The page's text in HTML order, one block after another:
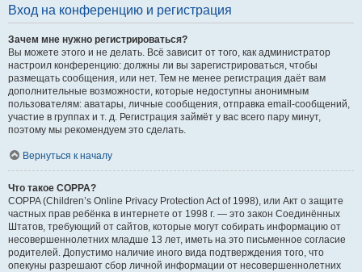
Вход на конференцию и регистрация
Зачем мне нужно регистрироваться?
Вы можете этого и не делать. Всё зависит от того, как администратор
настроил конференцию: должны ли вы зарегистрироваться, чтобы
размещать сообщения, или нет. Тем не менее регистрация даёт вам
дополнительные возможности, которые недоступны анонимным
пользователям: аватары, личные сообщения, отправка email-сообщений,
участие в группах и т. д. Регистрация займёт у вас всего пару минут,
поэтому мы рекомендуем это сделать.
Вернуться к началу
Что такое COPPA?
COPPA (Children’s Online Privacy Protection Act of 1998), или Акт о защите
частных прав ребёнка в интернете от 1998 г. — это закон Соединённых
Штатов, требующий от сайтов, которые могут собирать информацию от
несовершеннолетних младше 13 лет, иметь на это письменное согласие
родителей. Допустимо наличие иного вида подтверждения того, что
опекуны разрешают сбор личной информации от несовершеннолетних